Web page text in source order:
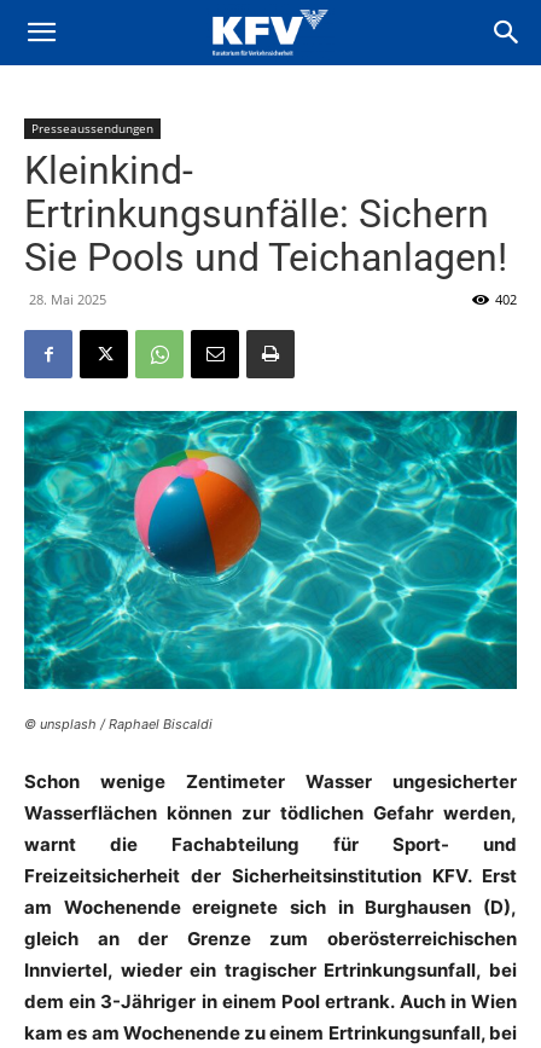
Presseaussendungen
Kleinkind-
Ertrinkungsunfälle: Sichern
Sie Pools und Teichanlagen!
28. Mai 2025 402
© unsplash / Raphael Biscaldi
Schon wenige Zentimeter Wasser ungesicherter
Wasserflächen können zur tödlichen Gefahr werden,
warnt die Fachabteilung für Sport- und
Freizeitsicherheit der Sicherheitsinstitution KFV. Erst
am Wochenende ereignete sich in Burghausen (D),
gleich an der Grenze zum oberösterreichischen
Innviertel, wieder ein tragischer Ertrinkungsunfall, bei
dem ein 3-Jähriger in einem Pool ertrank. Auch in Wien
kam es am Wochenende zu einem Ertrinkungsunfall, bei